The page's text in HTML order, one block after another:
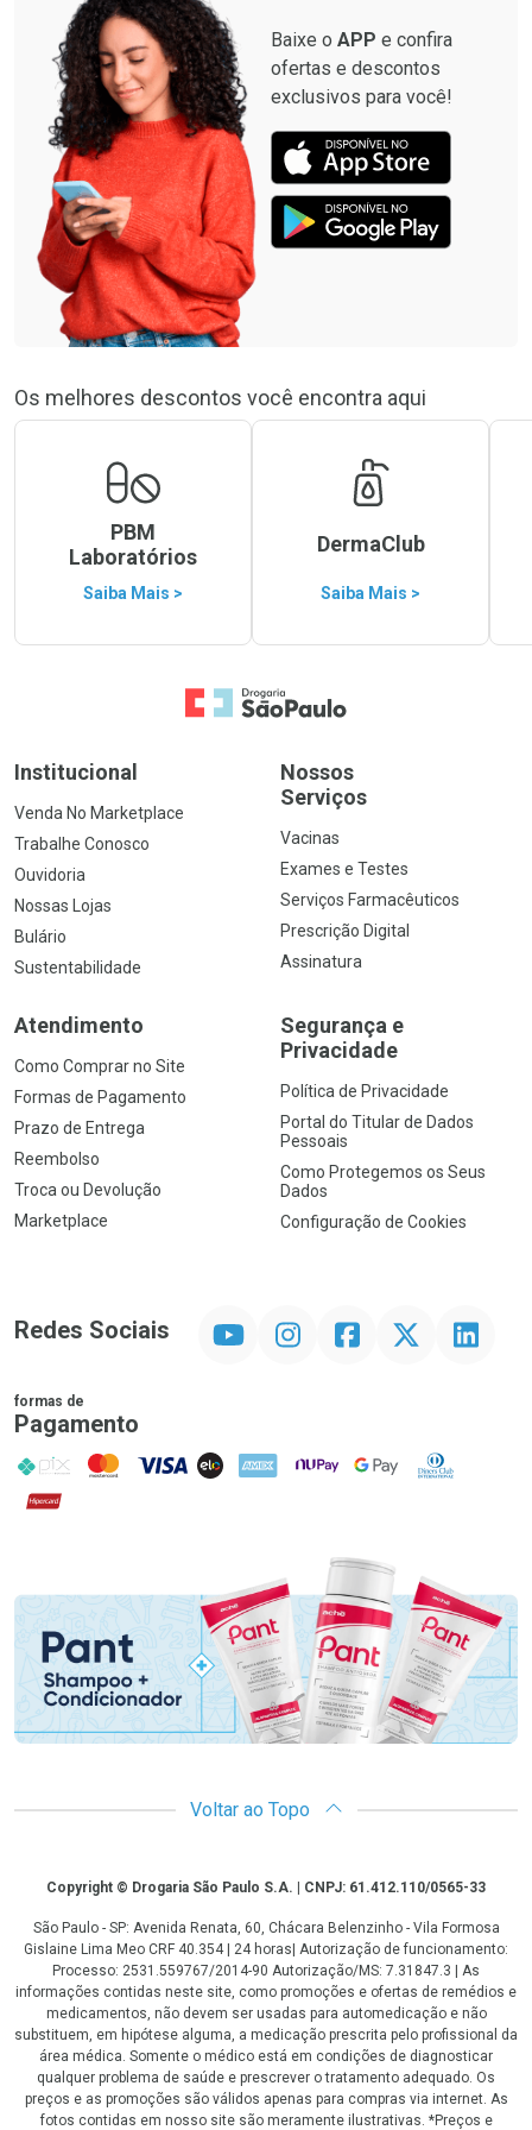
Baixe o APP e confira
ofertas e descontos
exclusivos para você!
Os melhores descontos você encontra aqui
PBM
Laboratórios
Saiba Mais >
DermaClub
Saiba Mais >
Ir para a Home
Institucional
Venda No Marketplace
Trabalhe Conosco
Ouvidoria
Nossas Lojas
Bulário
Sustentabilidade
Nossos
Serviços
Vacinas
Exames e Testes
Serviços Farmacêuticos
Prescrição Digital
Assinatura
Atendimento
Como Comprar no Site
Formas de Pagamento
Prazo de Entrega
Reembolso
Troca ou Devolução
Marketplace
Segurança e
Privacidade
Política de Privacidade
Portal do Titular de Dados
Pessoais
Como Protegemos os Seus
Dados
Configuração de Cookies
Redes Sociais InstagramFacebookTwitter Linkedin
formas de
Pagamento
PIX MasterCard
VISA ELO AMEX NuPay Google PayDiners Club
Hipercard
Promoção em Destaque
Voltar ao Topo
CopyrightCopyright © Drogaria São Paulo S.A. | CNPJ: 61.412.110/0565-33
São Paulo - SP: Avenida Renata, 60, Chácara Belenzinho - Vila Formosa
Gislaine Lima Meo CRF 40.354 | 24 horas| Autorização de funcionamento:
Processo: 2531.559767/2014-90 Autorização/MS: 7.31847.3 | As
informações contidas neste site, como promoções e ofertas de remédios e
medicamentos, não devem ser usadas para automedicação e não
substituem, em hipótese alguma, a medicação prescrita pelo profissional da
área médica. Somente o médico está em condições de diagnosticar
qualquer problema de saúde e prescrever o tratamento adequado. Os
preços e as promoções são válidos apenas para compras via internet. As
fotos contidas em nosso site são meramente ilustrativas. *Preços e